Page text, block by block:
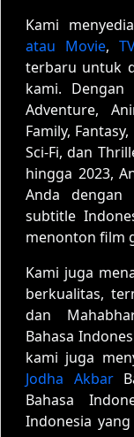
Kami
atau Movie,
terbaru untuk
kami.
Adventure,
Family,
Sci-Fi, dan
hingga 2023,
Anda dengan
subtitle
menonton film
Kami juga
berkualitas,
dan
Bahasa
kami juga
Jodha Akbar
Bahasa
Indonesia